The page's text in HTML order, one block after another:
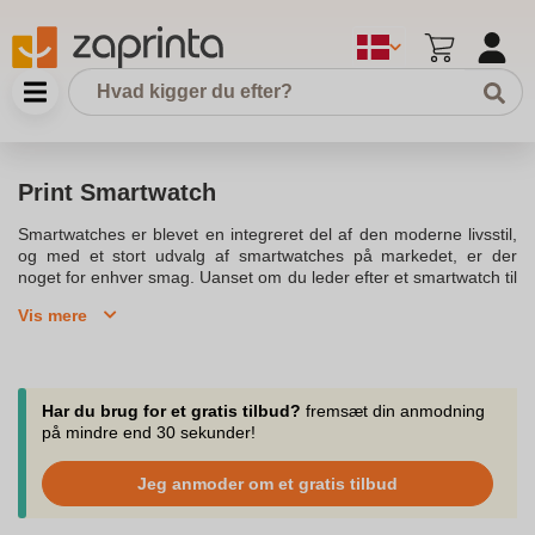
Print Smartwatch
Smartwatches er blevet en integreret del af den moderne livsstil,
og med et stort udvalg af smartwatches på markedet, er der
noget for enhver smag. Uanset om du leder efter et smartwatch til
GPS, pulsmåling og aktivitetstracking, så vil et smartwatch være
Watch, og Garmin smartwatch, der alle er kompatible med både
iOS og Android enheder. Så er et smartwatch ikke kun stilfulde i
design, men også smarte i funktionalitet. Et smartwatch kan give
skridttællere til kalorier, og det kan spore sportsgrene som cykling
og svømning. Med en lang batterilevetid og kompatibilitet med
forskellige remme, finder du det smartwatch, der passer perfekt til
Vis mere
Har du brug for et gratis tilbud? fremsæt din anmodning
på mindre end 30 sekunder!
Jeg anmoder om et gratis tilbud